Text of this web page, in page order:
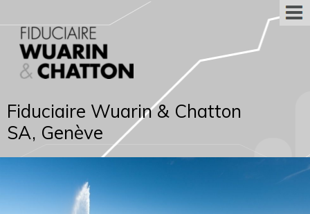
Fiduciaire Wuarin & Chatton
SA, Genève